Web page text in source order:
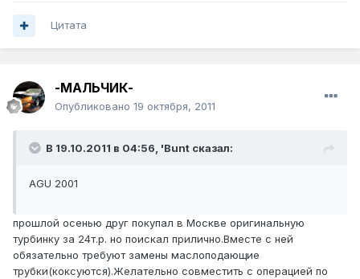
Цитата
-МАЛЬЧИК-
Опубликовано 19 октября, 2011
В 19.10.2011 в 04:56, 'Bunt сказал:
AGU 2001
прошлой осенью друг покупал в Москве оригинальную
турбинку за 24т.р. но поискал прилично.Вместе с ней
обязательно требуют замены маслоподающие
трубки(коксуются).Желательно совместить с операцией по